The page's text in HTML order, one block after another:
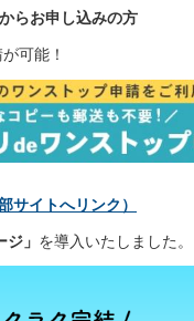
らお申し込みの方
可能！
部サイトへリンク）
ジ」 を導入いたしました。